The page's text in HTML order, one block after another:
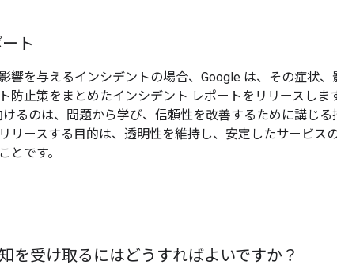
ト
響を与えるインシデントの場合、Google は、その症状
防止策をまとめたインシデント レポートをリリースしま
るのは、問題から学び、信頼性を改善するために講じる
リースする目的は、透明性を維持し、安定したサービス
とです。
を受け取るにはどうすればよいですか？